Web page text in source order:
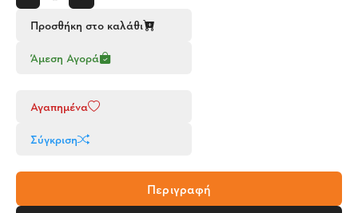
Προσθήκη στο καλάθι
Άμεση Αγορά
Αγαπημένα
Σύγκριση
Περιγραφή